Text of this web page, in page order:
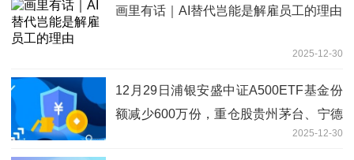
画里有话｜AI替代岂能是解雇员工的理由
2025-12-30
12月29日浦银安盛中证A500ETF基金份
额减少600万份，重仓股贵州茅台、宁德
2025-12-30